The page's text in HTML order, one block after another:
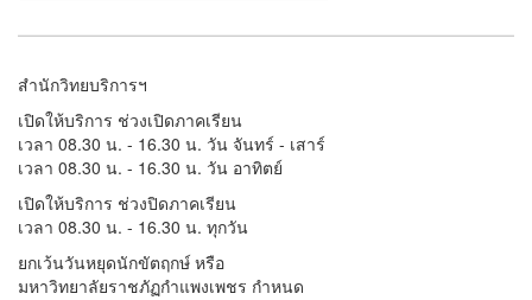
สำนักวิทยบริการฯ
เปิดให้บริการ ช่วงเปิดภาคเรียน
เวลา 08.30 น. - 16.30 น. วัน จันทร์ - เสาร์
เวลา 08.30 น. - 16.30 น. วัน อาทิตย์
เปิดให้บริการ ช่วงปิดภาคเรียน
เวลา 08.30 น. - 16.30 น. ทุกวัน
ยกเว้นวันหยุดนักขัตฤกษ์ หรือ
มหาวิทยาลัยราชภัฏกำแพงเพชร กำหนด